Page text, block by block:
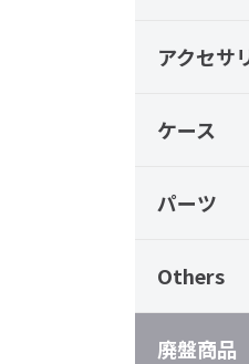
アクセサ
ケース
パーツ
Others
廃盤商品